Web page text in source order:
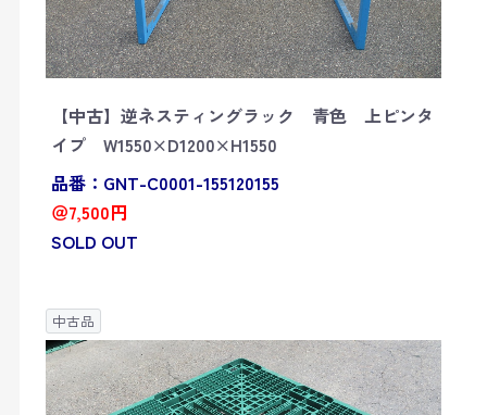
【中古】逆ネスティングラック 青色 上ピンタ
イプ W1550×D1200×H1550
品番：GNT-C0001-155120155
＠7,500円
SOLD OUT
中古品